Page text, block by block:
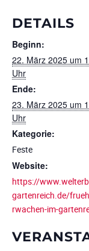
DETAILS
Beginn:
22. März 2025 um
Uhr
Ende:
23. März 2025 um
Uhr
Kategorie:
Feste
Website:
https://
gartenreich.de/
rwachen-im-